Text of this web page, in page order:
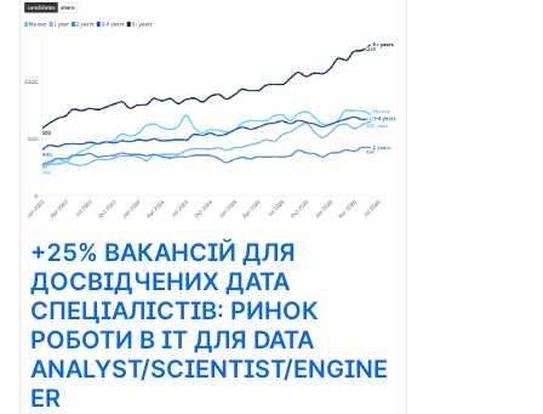
+25% ВАКАНСІЙ ДЛЯ
ДОСВІДЧЕНИХ ДАТА
СПЕЦІАЛІСТІВ: РИНОК
РОБОТИ В ІТ ДЛЯ DATA
ANALYST/SCIENTIST/ENGINE
ER